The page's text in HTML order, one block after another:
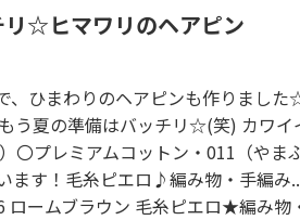
リ☆ヒマワリのヘアピン
、ひまわりのヘアピンも作りまし
う夏の準備はバッチリ☆(笑) カワ
〇プレミアムコットン・011（や
ます！毛糸ピエロ♪編み物・手編み
ロームブラウン 毛糸ピエロ★編み